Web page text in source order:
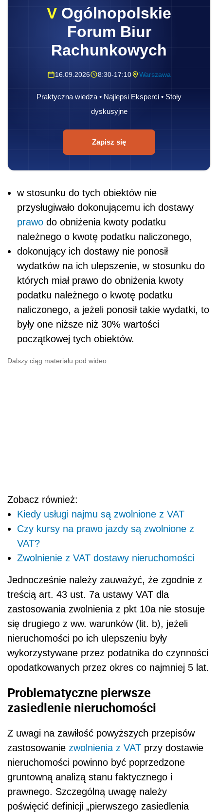
V Ogólnopolskie
Forum Biur
Rachunkowych
16.09.2026 8:30-17:10 Warszawa
Praktyczna wiedza • Najlepsi Eksperci • Stoły
dyskusyjne
Zapisz się
w stosunku do tych obiektów nie
przysługiwało dokonującemu ich dostawy
prawo do obniżenia kwoty podatku
należnego o kwotę podatku naliczonego,
dokonujący ich dostawy nie ponosił
wydatków na ich ulepszenie, w stosunku do
których miał prawo do obniżenia kwoty
podatku należnego o kwotę podatku
naliczonego, a jeżeli ponosił takie wydatki, to
były one niższe niż 30% wartości
początkowej tych obiektów.
Dalszy ciąg materiału pod wideo
Zobacz również:
Kiedy usługi najmu są zwolnione z VAT
Czy kursy na prawo jazdy są zwolnione z
VAT?
Zwolnienie z VAT dostawy nieruchomości
Jednocześnie należy zauważyć, że zgodnie z
treścią art. 43 ust. 7a ustawy VAT dla
zastosowania zwolnienia z pkt 10a nie stosuje
się drugiego z ww. warunków (lit. b), jeżeli
nieruchomości po ich ulepszeniu były
wykorzystywane przez podatnika do czynności
opodatkowanych przez okres co najmniej 5 lat.
Problematyczne pierwsze
zasiedlenie nieruchomości
Z uwagi na zawiłość powyższych przepisów
zastosowanie zwolnienia z VAT przy dostawie
nieruchomości powinno być poprzedzone
gruntowną analizą stanu faktycznego i
prawnego. Szczególną uwagę należy
poświęcić definicji „pierwszego zasiedlenia